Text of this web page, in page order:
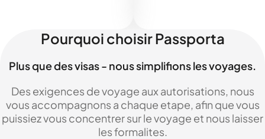
Pourquoi choisir Passporta
Plus que des visas - nous simplifions les voyages.
Des exigences de voyage aux autorisations, nous
vous accompagnons a chaque etape, afin que vous
puissiez vous concentrer sur le voyage et nous laisser
les formalites.